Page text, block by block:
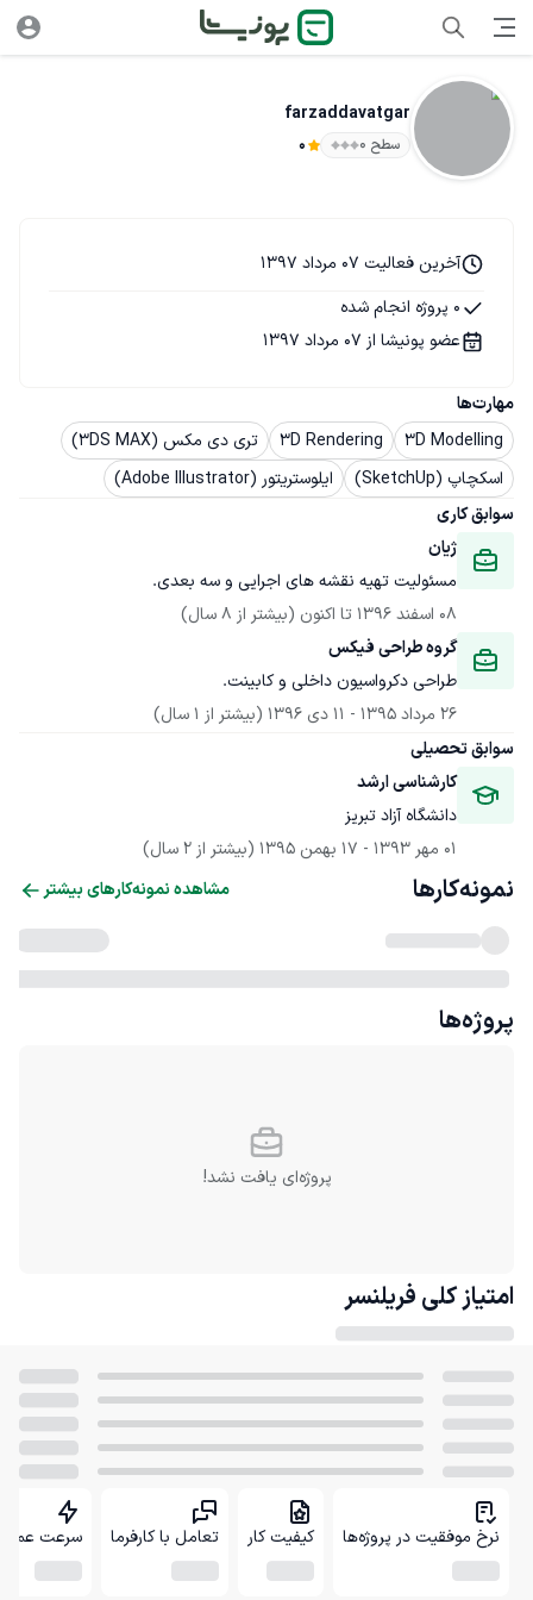
farzaddavatgar
سطح ۰ 0
مهارت‌ها
3D Modelling
3D Rendering
تری دی مکس (3DS MAX)
اسکچاپ (SketchUp)
ایلوستریتور (Adobe Illustrator)
سوابق کاری
ژیان
مسئولیت تهیه نقشه های اجرایی و سه بعدی.
08 اسفند 1396
تا اکنون (بیشتر از 8 سال)
گروه طراحی فیکس
طراحی دکرواسیون داخلی و کابینت.
26 مرداد 1395
- 11 دی 1396
(بیشتر از 1 سال)
سوابق تحصیلی
کارشناسی ارشد
دانشگاه آزاد تبریز
01 مهر 1393
- 17 بهمن 1395 (بیشتر از 2 سال)
آخرین فعالیت 07 مرداد 1397
0 پروژه انجام شده
عضو پونیشا از 07 مرداد 1397
نمونه‌کارها مشاهده نمونه‌کارهای بیشتر
پروژه‌ها
پروژه‌ای یافت نشد!
امتیاز کلی فریلنسر
نرخ موفقیت در پروژه‌ها کیفیت کار تعامل با کارفرما سرعت عمل